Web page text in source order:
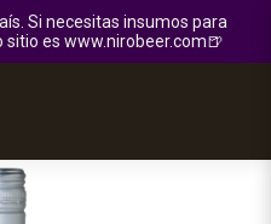
Si necesitas insumos para
es www.nirobeer.com🍺